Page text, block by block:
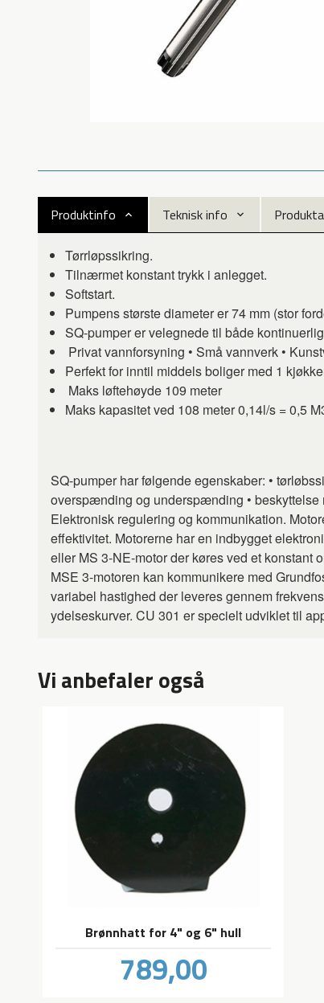
Produktinfo Teknisk info
Tørrløpssikring.
Tilnærmet konstant trykk i anlegget.
Softstart.
Pumpens største diameter er 74 mm (stor
SQ-pumper er velegnede til både
Privat vannforsyning • Små vannverk •
Perfekt for inntil middels boliger med 1
Maks løftehøyde 109 meter
Maks kapasitet ved 108 meter 0,14l/s = 0,5
SQ-pumper har følgende egenskaber: •
overspænding og underspænding • beskyttelse
Elektronisk regulering og kommunikation.
effektivitet. Motorerne har en indbygget
eller MS 3-NE-motor der køres ved et konstant
MSE 3-motoren kan kommunikere med
variabel hastighed der leveres gennem
ydelseskurver. CU 301 er specielt udviklet til
Vi anbefaler også
Brønnhatt for 4" og 6" hull
Pris
789,00mva.